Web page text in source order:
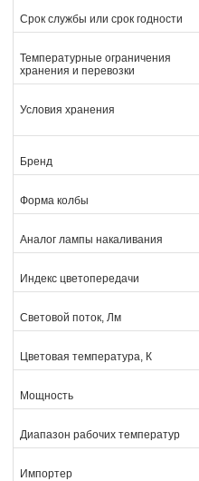
Срок службы или срок годности
Температурные ограничения
хранения и перевозки
Условия хранения
Бренд
Форма колбы
Аналог лампы накаливания
Индекс цветопередачи
Световой поток, Лм
Цветовая температура, К
Мощность
Диапазон рабочих температур
Импортер